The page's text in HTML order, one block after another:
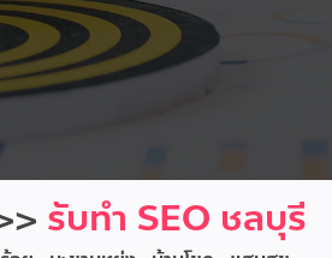
รับทำ SEO ชลบุรี